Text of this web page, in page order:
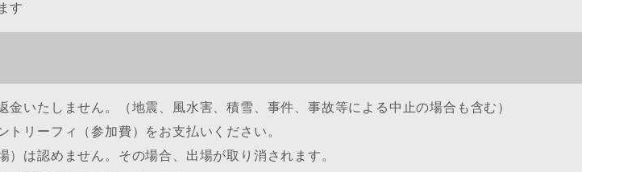
す
いたしません。（地震、風水害、積雪、事件、事故等による中止の場合も含む）
リーフィ（参加費）をお支払いください。
は認めません。その場合、出場が取り消されます。